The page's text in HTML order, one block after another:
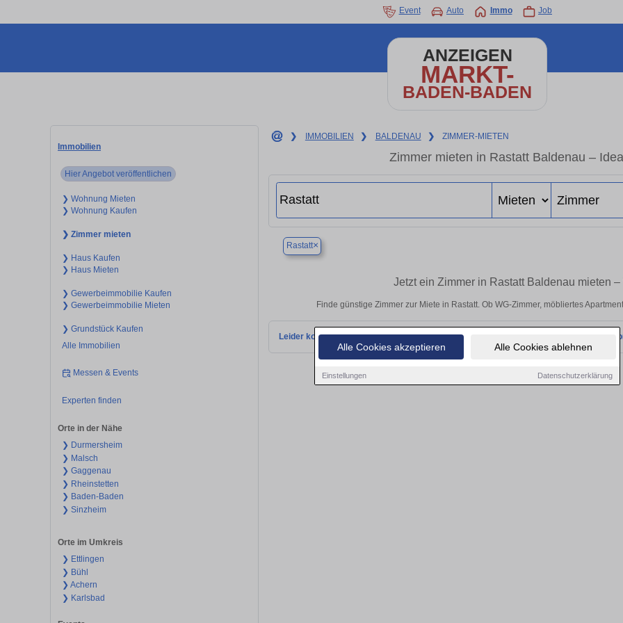
Alle Cookies akzeptieren Alle Cookies ablehnen
Einstellungen Datenschutzerklärung
Event Auto Immo Job
ANZEIGEN
MARKT-
BADEN-BADEN
Immobilien
Hier Angebot veröffentlichen
❯ Wohnung Mieten
❯ Wohnung Kaufen
❯ Zimmer mieten
❯ Haus Kaufen
❯ Haus Mieten
❯ Gewerbeimmobilie Kaufen
❯ Gewerbeimmobilie Mieten
❯ Grundstück Kaufen
Alle Immobilien
Messen & Events
Experten finden
Orte in der Nähe
❯ Durmersheim
❯ Malsch
❯ Gaggenau
❯ Rheinstetten
❯ Baden-Baden
❯ Sinzheim
Orte im Umkreis
❯ Ettlingen
❯ Bühl
❯ Achern
❯ Karlsbad
❯ IMMOBILIEN ❯ BALDENAU ❯ ZIMMER-MIETEN
Zimmer mieten in Rastatt Baldenau –
Rastatt×
Jetzt ein Zimmer in Rastatt Baldenau mieten
Finde günstige Zimmer zur Miete in Rastatt. Ob WG-Zimmer, möbliertes
Leider konnten wir derzeit keine passenden Objekte finden. Schauen Sie bald wieder